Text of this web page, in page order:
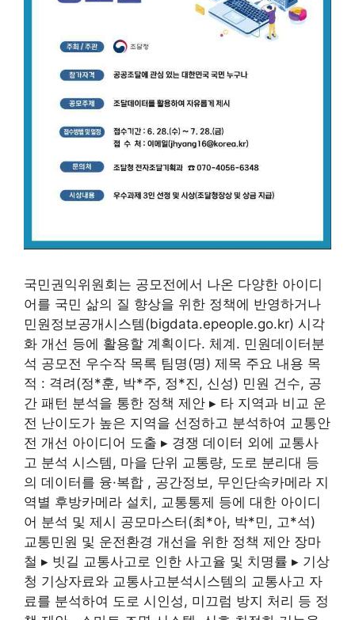
국민권익위원회는 공모전에서 나온 다양한 아이디
어를 국민 삶의 질 향상을 위한 정책에 반영하거나
민원정보공개시스템(bigdata.epeople.go.kr) 시각
화 개선 등에 활용할 계획이다. 체계. 민원데이터분
석 공모전 우수작 목록 팀명(명) 제목 주요 내용 목
적 : 격려(정*훈, 박*주, 정*진, 신성) 민원 건수, 공
간 패턴 분석을 통한 정책 제안 ▸ 타 지역과 비교 운
전 난이도가 높은 지역을 선정하고 분석하여 교통안
전 개선 아이디어 도출 ▸ 경쟁 데이터 외에 교통사
고 분석 시스템, 마을 단위 교통량, 도로 분리대 등
의 데이터를 융·복합 , 공간정보, 무인단속카메라 지
역별 후방카메라 설치, 교통통제 등에 대한 아이디
어 분석 및 제시 공모마스터(최*아, 박*민, 고*석)
교통민원 및 운전환경 개선을 위한 정책 제안 장마
철 ▸ 빗길 교통사고로 인한 사고율 및 치명률 ▸ 기상
청 기상자료와 교통사고분석시스템의 교통사고 자
료를 분석하여 도로 시인성, 미끄럼 방지 처리 등 정